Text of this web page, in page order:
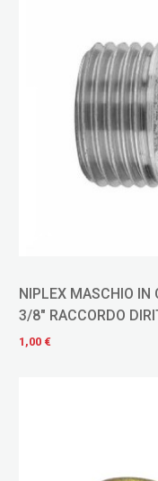
NIPLEX MASCHIO IN
3/8" RACCORDO
1,00 €